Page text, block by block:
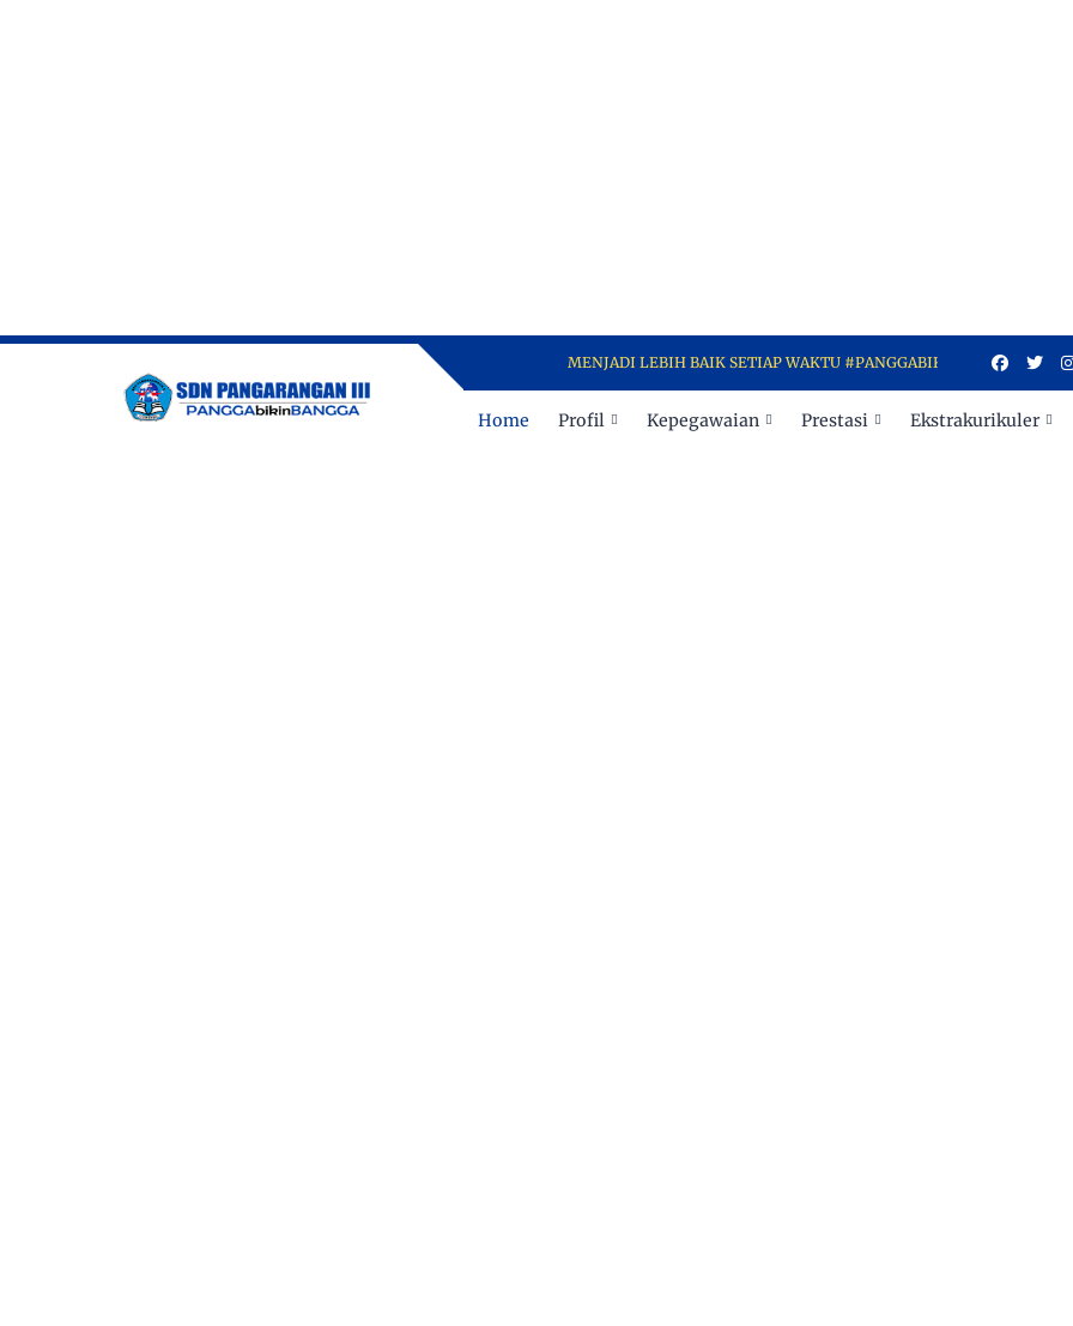
MENJADI LEBIH BAIK SETIAP WAKTU #PANGGABIKINBANGGA
Home Profil Kepegawaian Prestasi Ekstrakurikuler